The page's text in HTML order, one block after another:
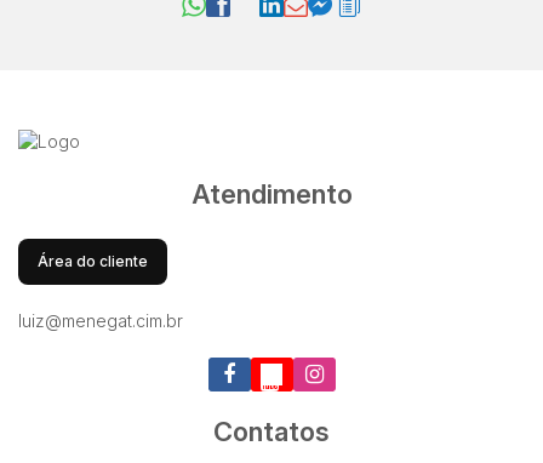
Atendimento
Área do cliente
luiz@menegat.cim.br
Contatos